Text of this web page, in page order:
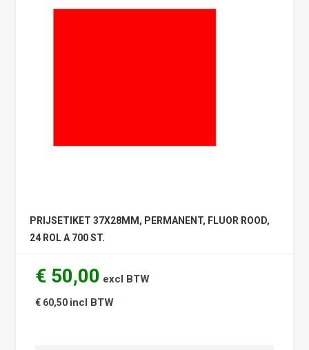
PRIJSETIKET 37X28MM, PERMANENT, FLUOR ROOD,
24 ROL A 700 ST.
€ 50,00 excl BTW
€ 60,50 incl BTW